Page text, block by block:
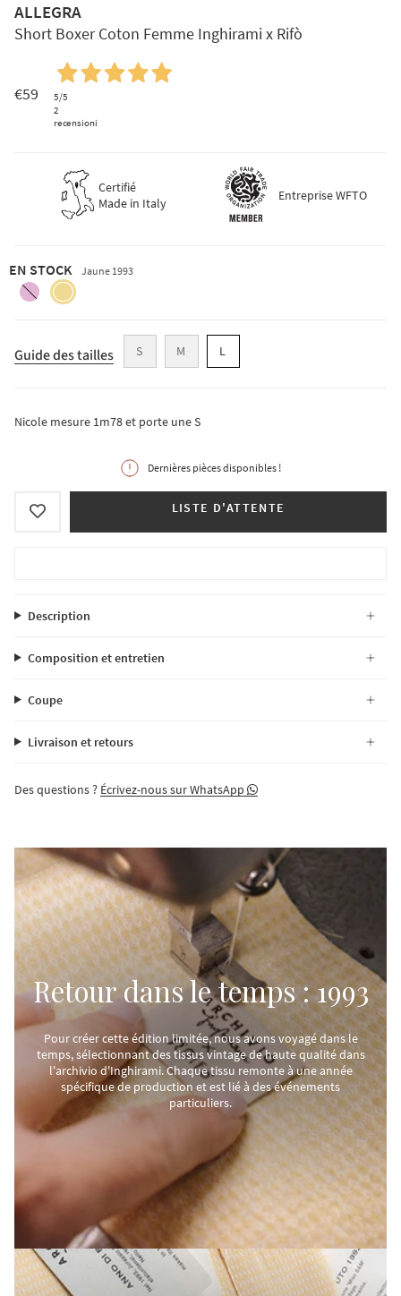
ALLEGRA
Short Boxer Coton Femme Inghirami x Rifò
€59 5/5
2
recensioni
Certifié
Made in Italy
Entreprise WFTO
EN STOCK Jaune 1993
rose-
1999
jaune-
1993
Guide des tailles S M L
Nicole mesure 1m78 et porte une S
Dernières pièces disponibles !
LISTE D'ATTENTE
Description
Composition et entretien
Coupe
Livraison et retours
Des questions ? Écrivez-nous sur WhatsApp
Retour dans le temps : 1993
Pour créer cette édition limitée, nous avons voyagé dans le
temps, sélectionnant des tissus vintage de haute qualité dans
l'archivio d'Inghirami. Chaque tissu remonte à une année
spécifique de production et est lié à des événements
particuliers.